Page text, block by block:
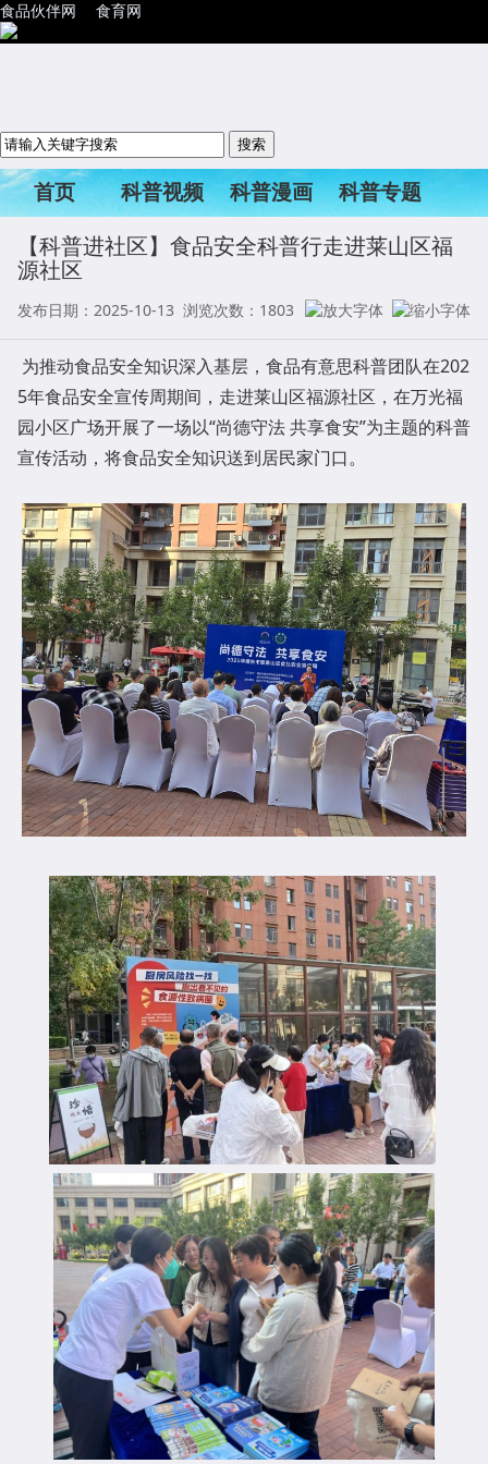
食品伙伴网 食育网
首页 科普视频 科普漫画
科普专题
科普活动
【科普进社区】食品安全科普行走进莱山区福
源社区
发布日期：2025-10-13 浏览次数： 1803
为推动食品安全知识深入基层，食品有意思科普团队在202
5年食品安全宣传周期间，走进莱山区福源社区，在万光福
园小区广场开展了一场以“尚德守法 共享食安”为主题的科普
宣传活动，将食品安全知识送到居民家门口。